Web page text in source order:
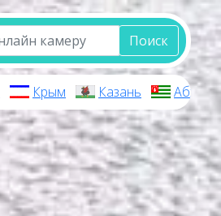
Поиск
Крым Казань